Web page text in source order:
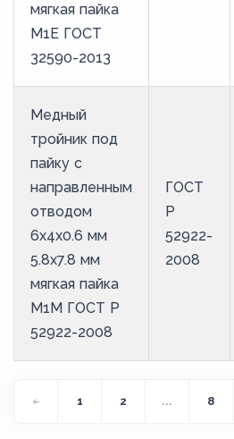
мягкая пайка
М1Е ГОСТ
32590-2013
Медный
тройник под
пайку с
направленным
отводом
6х4х0.6 мм
5.8х7.8 мм
мягкая пайка
М1М ГОСТ Р
52922-2008
ГОСТ
Р
52922-
2008
1 2 ... 8